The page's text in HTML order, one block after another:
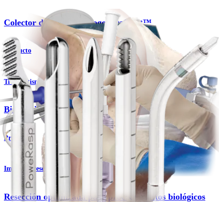
Colector de tejido autólogo GraftNet™
Producto
Traumatismo - Extremidades inferiores
BioCartilage® Extracellular Matrix
Producto
Imagen y resección
Resección optimizada para procedimientos biológicos